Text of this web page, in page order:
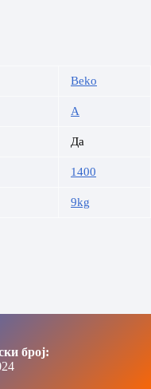
Beko
A
Да
1400
9kg
број: